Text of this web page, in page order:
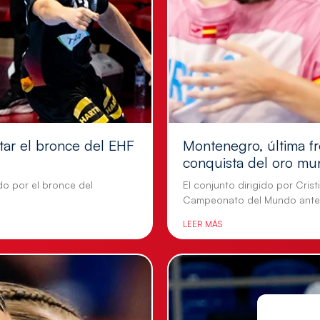
el bronce del EHF
por el bronce del
Montenegro, última
conquista del oro
El conjunto dirigido por
Campeonato del Mundo
LEER MÁS